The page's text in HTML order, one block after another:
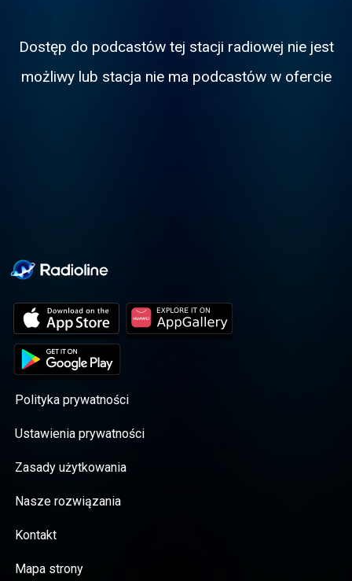
Dostęp do podcastόw tej stacji radiowej nie jest
możliwy lub stacja nie ma podcastόw w ofercie
Polityka prywatności
Ustawienia prywatności
Zasady użytkowania
Nasze rozwiązania
Kontakt
Mapa strony